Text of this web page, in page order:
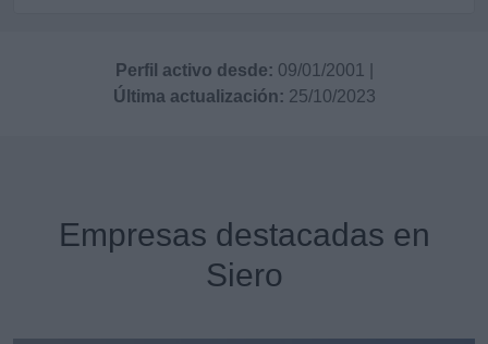
Perfil activo desde: 09/01/2001
Última actualización: 25/10/2023
Empresas destacadas en
Siero